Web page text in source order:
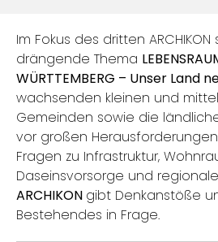
Im Fokus des dritten
drängende Thema
WÜRTTEMBERG – Unser Land
wachsenden kleinen und
Gemeinden sowie die
vor großen
Fragen zu Infrastruktur,
Daseinsvorsorge und
ARCHIKON gibt Denkanstöße
Bestehendes in Frage.